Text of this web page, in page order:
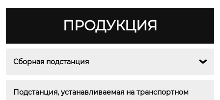
ПРОДУКЦИЯ
Сборная подстанция 
Подстанция, устанавливаемая на транспортном